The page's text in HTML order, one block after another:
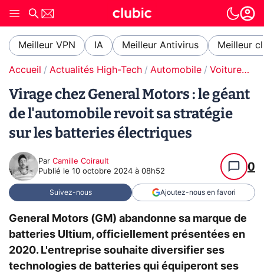
Meilleur VPN IA Meilleur Antivirus Meilleur
Accueil Actualités High-Tech Automobile Voitures électriques
Virage chez General Motors : le géant
de l'automobile revoit sa stratégie
sur les batteries électriques
Par Camille Coirault
Publié le 10 octobre 2024 à 08h52 0
Suivez-nous Ajoutez-nous en favori
General Motors (GM) abandonne sa marque de
batteries Ultium, officiellement présentées en
2020. L'entreprise souhaite diversifier ses
technologies de batteries qui équiperont ses